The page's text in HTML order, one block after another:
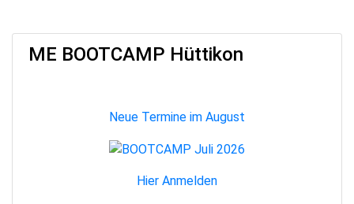
ME BOOTCAMP Hüttikon
Neue Termine im August
Hier Anmelden